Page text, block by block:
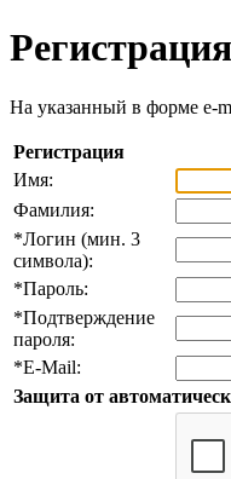
Регистрация
На указанный в форме e-
Регистрация
Имя:
Фамилия:
*Логин (мин. 3
символа):
*Пароль:
*Подтверждение
пароля:
*E-Mail:
Защита от